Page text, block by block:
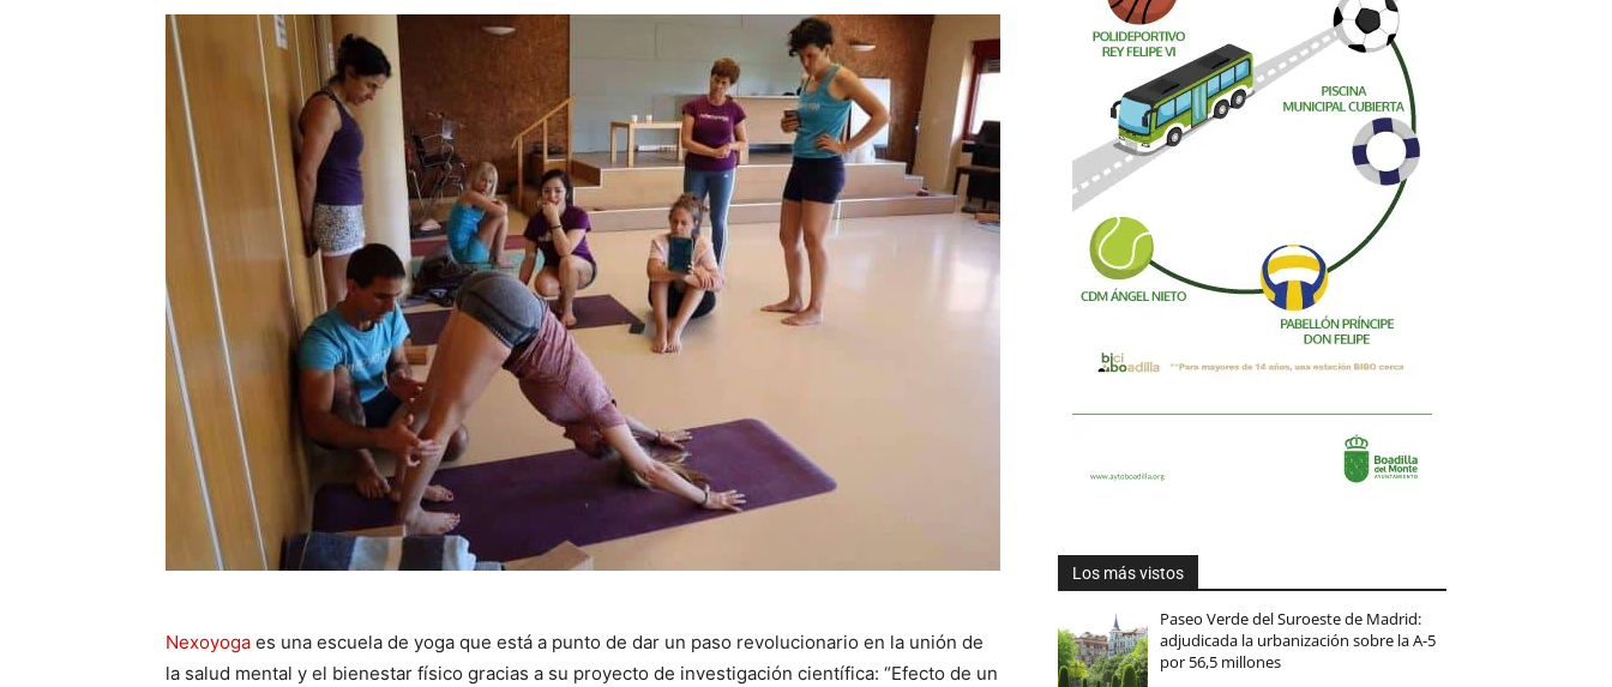
Nexoyoga es una escuela de yoga que está a punto de dar un paso revolucionario en la unión de
la salud mental y el bienestar físico gracias a su proyecto de investigación científica: “Efecto de un
Los más vistos
Paseo Verde del Suroeste de Madrid:
adjudicada la urbanización sobre la A-5
por 56,5 millones